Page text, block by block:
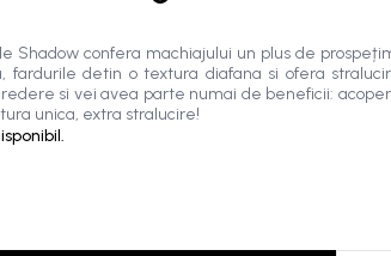
Shadow confera machiajului un plus de
fardurile detin o textura diafana si ofera
si vei avea parte numai de beneficii:
unica, extra stralucire!